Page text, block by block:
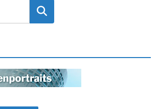
Suchen